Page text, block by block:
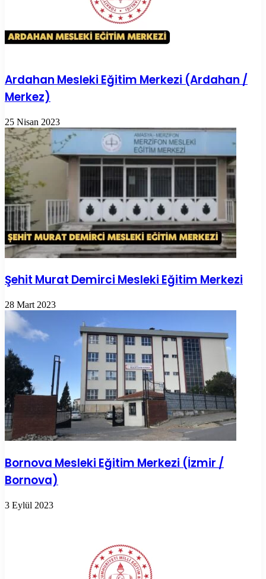
Ardahan Mesleki Eğitim Merkezi (Ardahan /
Merkez)
25 Nisan 2023
Şehit Murat Demirci Mesleki Eğitim Merkezi
28 Mart 2023
Bornova Mesleki Eğitim Merkezi (İzmir /
Bornova)
3 Eylül 2023